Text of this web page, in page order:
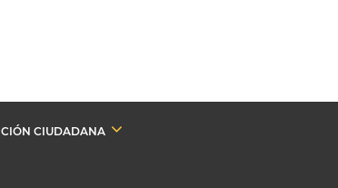
CIUDADANA